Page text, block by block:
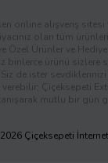
online alışveriş
olan tüm
Özel Ürünler ve
binlerce ürünü sizlere
Siz de ister
Çiçeksepeti
mutlu bir gün
Çiçeksepeti